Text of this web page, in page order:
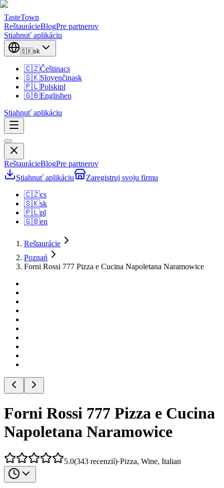
TasteTown
ReštaurácieBlogPre partnerov
Stiahnuť aplikáciu
🇸🇰sk
🇨🇿Češtinacs
🇸🇰Slovenčinask
🇵🇱Polskipl
🇬🇧Englishen
Stiahnuť aplikáciu
ReštaurácieBlogPre partnerov
Stiahnuť aplikáciu
Zaregistruj svoju firmu
🇨🇿cs
🇸🇰sk
🇵🇱pl
🇬🇧en
Reštaurácie
Poznań
Forni Rossi 777 Pizza e Cucina Napoletana Naramowice
Forni Rossi 777 Pizza e Cucina
Napoletana Naramowice
5.0(343 recenzií)·Pizza, Wine, Italian